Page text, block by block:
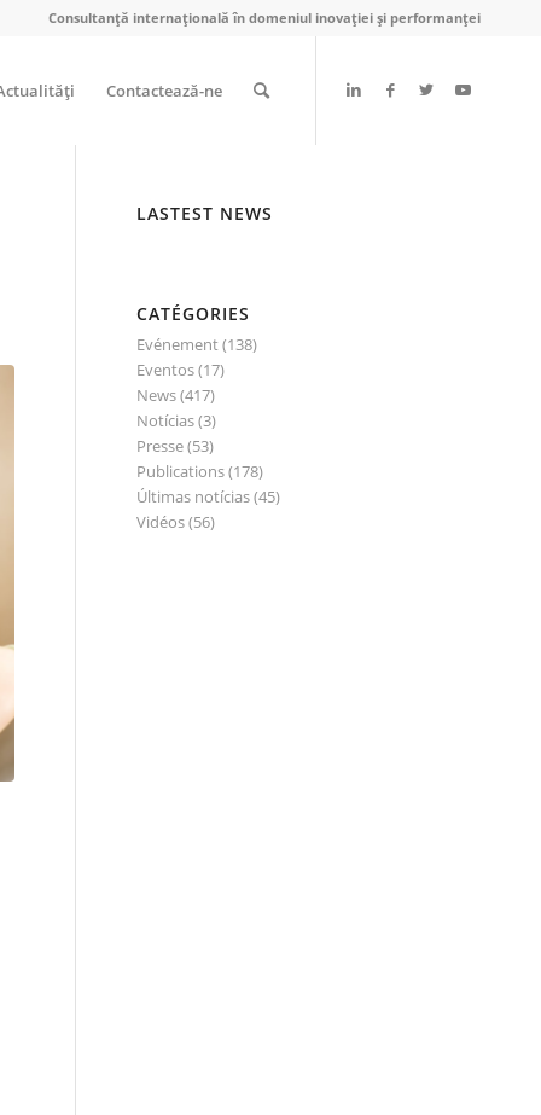
Consultanță internațională în domeniul inovației și performanței
Contactează-ne
LASTEST NEWS
CATÉGORIES
Evénement(138)
Eventos(17)
News(417)
Notícias(3)
Presse(53)
Publications(178)
Últimas notícias(45)
Vidéos(56)